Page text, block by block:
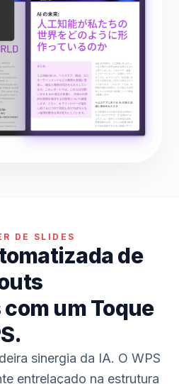
DE SLIDES
de
um Toque
sinergia da IA. O WPS
entrelaçado na estrutura